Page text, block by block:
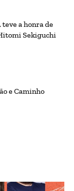
a honra de
Sekiguchi
e Caminho